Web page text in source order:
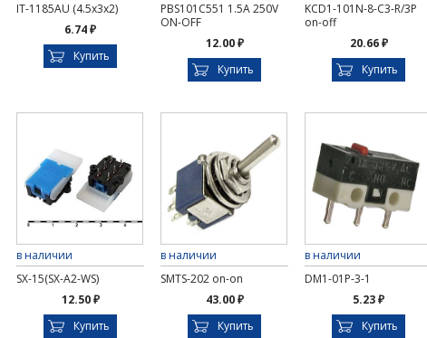
IT-1185AU (4.5x3x2)
6.74 ₽
Купить
PBS101C551 1.5A 250V
ON-OFF
12.00 ₽
Купить
KCD1-101N-8-C3-R/3P
on-off
20.66 ₽
Купить
в наличии
SX-15(SX-A2-WS)
12.50 ₽
Купить
в наличии
SMTS-202 on-on
43.00 ₽
Купить
в наличии
DM1-01P-3-1
5.23 ₽
Купить